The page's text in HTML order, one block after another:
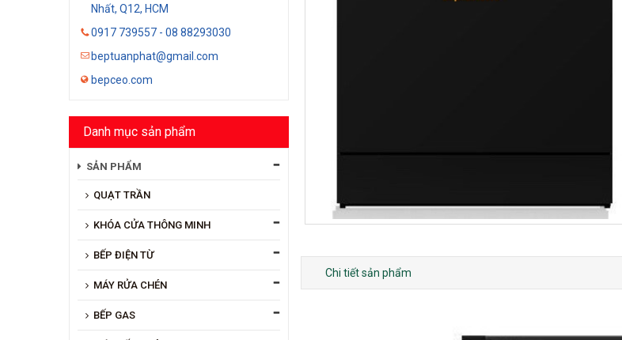
Nhất, Q12, HCM
0917 739557 - 08 88293030
beptuanphat@gmail.com
bepceo.com
Danh mục sản phẩm
SẢN PHẨM
QUẠT TRẦN
KHÓA CỬA THÔNG MINH
BẾP ĐIỆN TỪ
MÁY RỬA CHÉN
BẾP GAS
Chi tiết sản phẩm